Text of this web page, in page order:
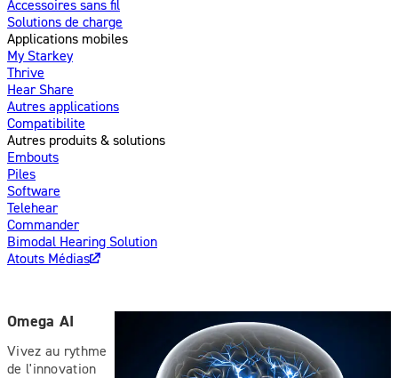
Accessoires sans fil
Solutions de charge
Applications mobiles
My Starkey
Thrive
Hear Share
Autres applications
Compatibilite
Autres produits & solutions
Embouts
Piles
Software
Telehear
Commander
Bimodal Hearing Solution
Atouts Médias
Omega AI
Vivez au rythme
de l'innovation